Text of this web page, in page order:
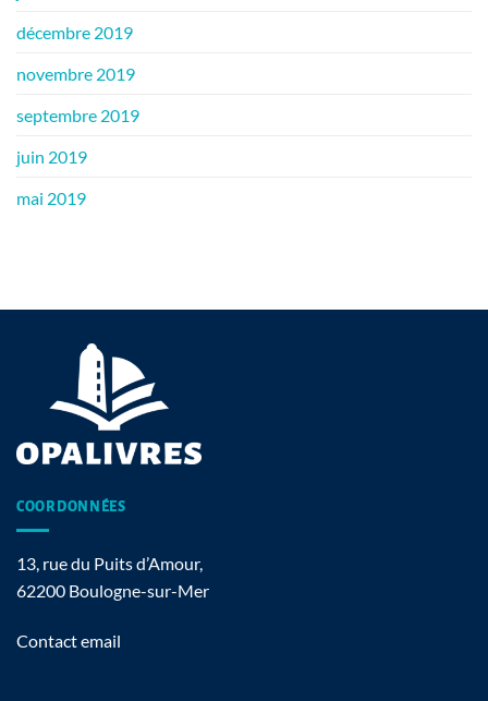
décembre 2019
novembre 2019
septembre 2019
juin 2019
mai 2019
COORDONNÉES
13, rue du Puits d’Amour,
62200 Boulogne-sur-Mer
Contact email